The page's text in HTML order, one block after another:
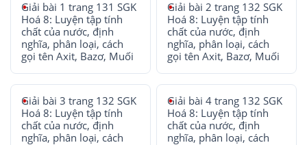
Giải bài 1 trang 131 SGK
Hoá 8: Luyện tập tính
chất của nước, định
nghĩa, phân loại, cách
gọi tên Axit, Bazơ, Muối
Giải bài 2 trang 132 SGK
Hoá 8: Luyện tập tính
chất của nước, định
nghĩa, phân loại, cách
gọi tên Axit, Bazơ, Muối
Giải bài 3 trang 132 SGK
Hoá 8: Luyện tập tính
chất của nước, định
nghĩa, phân loại, cách
Giải bài 4 trang 132 SGK
Hoá 8: Luyện tập tính
chất của nước, định
nghĩa, phân loại, cách